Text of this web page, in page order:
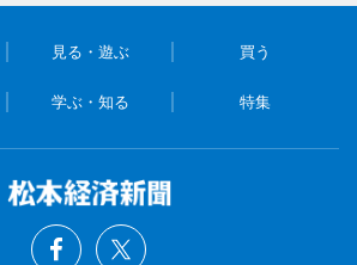
見る・遊ぶ 買う
学ぶ・知る 特集